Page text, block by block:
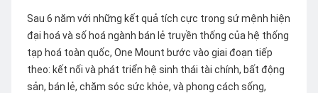
Sau 6 năm với những kết quả tích cực trong sứ mệnh hiện
đại hoá và số hoá ngành bán lẻ truyền thống của hệ thống
tạp hoá toàn quốc, One Mount bước vào giai đoạn tiếp
theo: kết nối và phát triển hệ sinh thái tài chính, bất động
sản, bán lẻ, chăm sóc sức khỏe, và phong cách sống,